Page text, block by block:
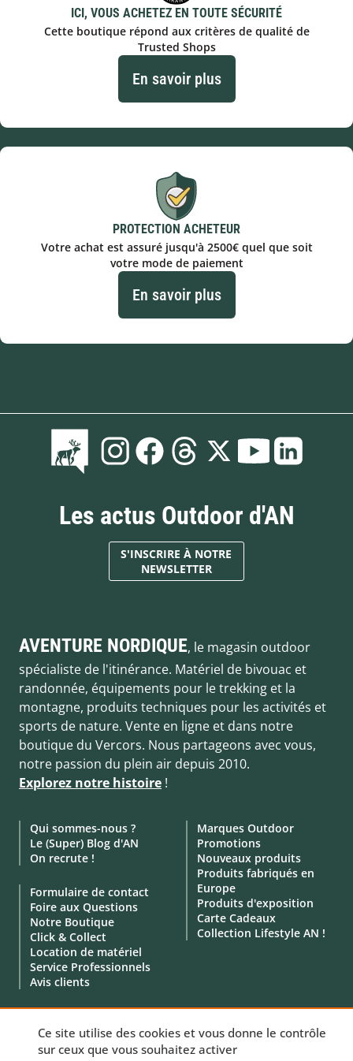
ICI, VOUS ACHETEZ EN TOUTE SÉCURITÉ
Cette boutique répond aux critères de qualité de
Trusted Shops
En savoir plus
PROTECTION ACHETEUR
Votre achat est assuré jusqu'à 2500€ quel que soit
votre mode de paiement
En savoir plus
Les actus Outdoor d'AN
S'INSCRIRE À NOTRE
NEWSLETTER
AVENTURE NORDIQUE, le magasin outdoor
spécialiste de l'itinérance. Matériel de bivouac et
randonnée, équipements pour le trekking et la
montagne, produits techniques pour les activités et
sports de nature. Vente en ligne et dans notre
boutique du Vercors. Nous partageons avec vous,
notre passion du plein air depuis 2010.
Explorez notre histoire !
Qui sommes-nous ?
Le (Super) Blog d'AN
On recrute !
Formulaire de contact
Foire aux Questions
Notre Boutique
Click & Collect
Location de matériel
Service Professionnels
Avis clients
Marques Outdoor
Promotions
Nouveaux produits
Produits fabriqués en
Europe
Produits d'exposition
Carte Cadeaux
Collection Lifestyle AN !
Ce site utilise des cookies et vous donne le contrôle
sur ceux que vous souhaitez activer